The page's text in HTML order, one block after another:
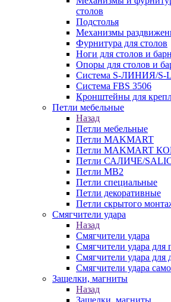
столов
Подстолья
Механизмы
Фурнитура для столов
Ноги для столов и
Опоры для столов и
Система S-ЛИНИЯ/S-
Система FBS 3506
Кронштейны для
Петли мебельные
Назад
Петли мебельные
Петли MAKMART
Петли MAKMART
Петли САЛИЧЕ/
Петли MB2
Петли специальные
Петли декоративные
Петли скрытого
Смягчители удара
Назад
Смягчители удара
Смягчители удара для
Смягчители удара для
Cмягчители удара
Защелки, магниты
Назад
Защелки, магниты